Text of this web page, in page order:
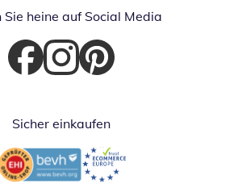
Sie heine auf Social Media
Öffnet in neuem Fenster
Öffnet in neuem Fenster
Öffnet in neuem Fenster
Sicher einkaufen
Öffnet in neuem FensterÖffnet in neuem Fenster